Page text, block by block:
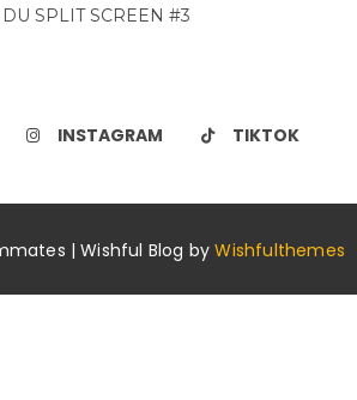
SPLIT SCREEN #3
INSTAGRAM TIKTOK
| Wishful Blog byWishfulthemes